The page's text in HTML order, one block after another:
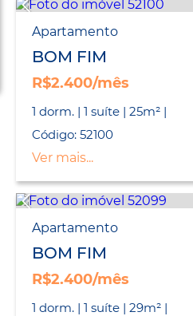
Apartamento
BOM FIM
R$2.400/mês
1 dorm. | 1 suíte | 25m² |
Código: 52100
Ver mais...
Apartamento
BOM FIM
R$2.400/mês
1 dorm. | 1 suíte | 29m² |